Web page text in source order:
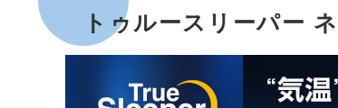
トゥルースリーパー